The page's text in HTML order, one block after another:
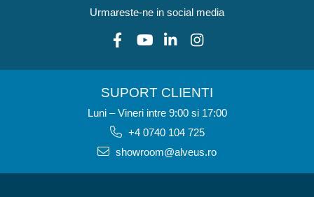
Urmareste-ne in social media
SUPORT CLIENTI
Luni – Vineri intre 9:00 si 17:00
+4 0740 104 725
showroom@alveus.ro